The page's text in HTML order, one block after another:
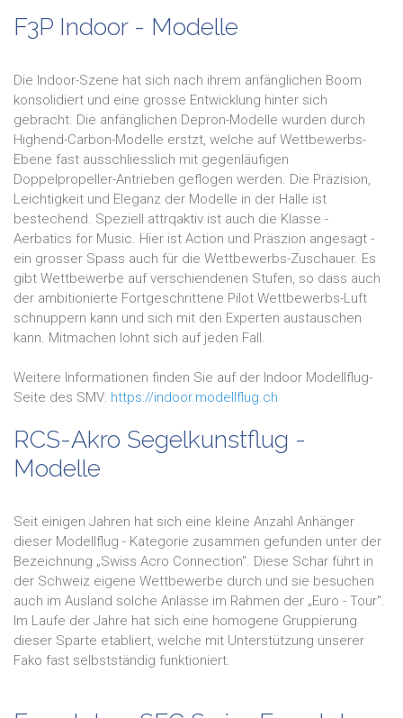
F3P Indoor - Modelle
Die Indoor-Szene hat sich nach ihrem anfänglichen Boom
konsolidiert und eine grosse Entwicklung hinter sich
gebracht. Die anfänglichen Depron-Modelle wurden durch
Highend-Carbon-Modelle erstzt, welche auf Wettbewerbs-
Ebene fast ausschliesslich mit gegenläufigen
Doppelpropeller-Antrieben geflogen werden. Die Präzision,
Leichtigkeit und Eleganz der Modelle in der Halle ist
bestechend. Speziell attrqaktiv ist auch die Klasse -
Aerbatics for Music. Hier ist Action und Präszion angesagt -
ein grosser Spass auch für die Wettbewerbs-Zuschauer. Es
gibt Wettbewerbe auf verschiendenen Stufen, so dass auch
der ambitionierte Fortgeschrittene Pilot Wettbewerbs-Luft
schnuppern kann und sich mit den Experten austauschen
kann. Mitmachen lohnt sich auf jeden Fall.
Weitere Informationen finden Sie auf der Indoor Modellflug-
Seite des SMV: https://indoor.modellflug.ch
RCS-Akro Segelkunstflug -
Modelle
Seit einigen Jahren hat sich eine kleine Anzahl Anhänger
dieser Modellflug - Kategorie zusammen gefunden unter der
Bezeichnung „Swiss Acro Connection". Diese Schar führt in
der Schweiz eigene Wettbewerbe durch und sie besuchen
auch im Ausland solche Anlässe im Rahmen der „Euro - Tour".
Im Laufe der Jahre hat sich eine homogene Gruppierung
dieser Sparte etabliert, welche mit Unterstützung unserer
Fako fast selbstständig funktioniert.